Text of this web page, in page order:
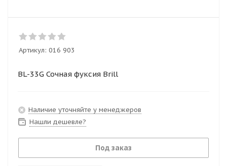
Артикул: 016 903
BL-33G Сочная фуксия Brill
Наличие уточняйте у менеджеров
Нашли дешевле?
Под заказ